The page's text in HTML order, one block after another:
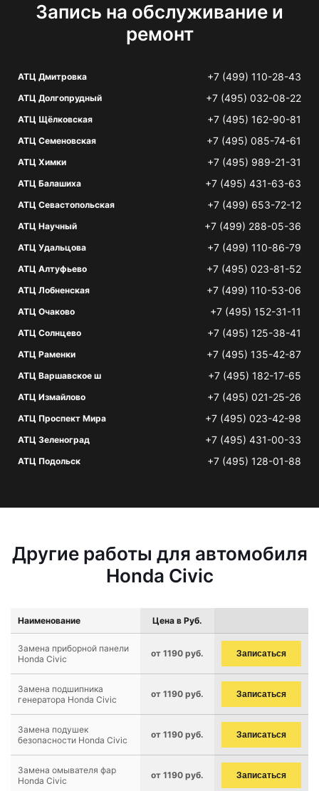
Запись на обслуживание и
ремонт
АТЦ Дмитровка +7 (499) 110-28-43
АТЦ Долгопрудный +7 (495) 032-08-22
АТЦ Щёлковская +7 (495) 162-90-81
АТЦ Семеновская +7 (495) 085-74-61
АТЦ Химки +7 (495) 989-21-31
АТЦ Балашиха +7 (495) 431-63-63
АТЦ Севастопольская +7 (499) 653-72-12
АТЦ Научный +7 (499) 288-05-36
АТЦ Удальцова +7 (499) 110-86-79
АТЦ Алтуфьево +7 (495) 023-81-52
АТЦ Лобненская +7 (499) 110-53-06
АТЦ Очаково +7 (495) 152-31-11
АТЦ Солнцево +7 (495) 125-38-41
АТЦ Раменки +7 (495) 135-42-87
АТЦ Варшавское ш +7 (495) 182-17-65
АТЦ Измайлово +7 (495) 021-25-26
АТЦ Проспект Мира +7 (495) 023-42-98
АТЦ Зеленоград +7 (495) 431-00-33
АТЦ Подольск +7 (495) 128-01-88
Другие работы для автомобиля
Honda Civic
Наименование Цена в Руб.
Замена приборной панели
Honda Civic
от 1190 руб. Записаться
Замена подшипника
генератора Honda Civic
от 1190 руб. Записаться
Замена подушек
безопасности Honda Civic
от 1190 руб. Записаться
Замена омывателя фар
Honda Civic
от 1190 руб. Записаться